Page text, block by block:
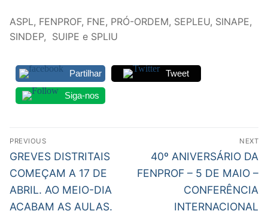
ASPL, FENPROF, FNE, PRÓ-ORDEM, SEPLEU, SINAPE,
SINDEP, SUIPE e SPLIU
Partilhar Tweet
Siga-nos
Navegação
de
artigos
PREVIOUS
Previous
post:
GREVES DISTRITAIS
COMEÇAM A 17 DE
ABRIL. AO MEIO-DIA
ACABAM AS AULAS.
NEXT
Next
post:
40º ANIVERSÁRIO DA
FENPROF – 5 DE MAIO –
CONFERÊNCIA
INTERNACIONAL